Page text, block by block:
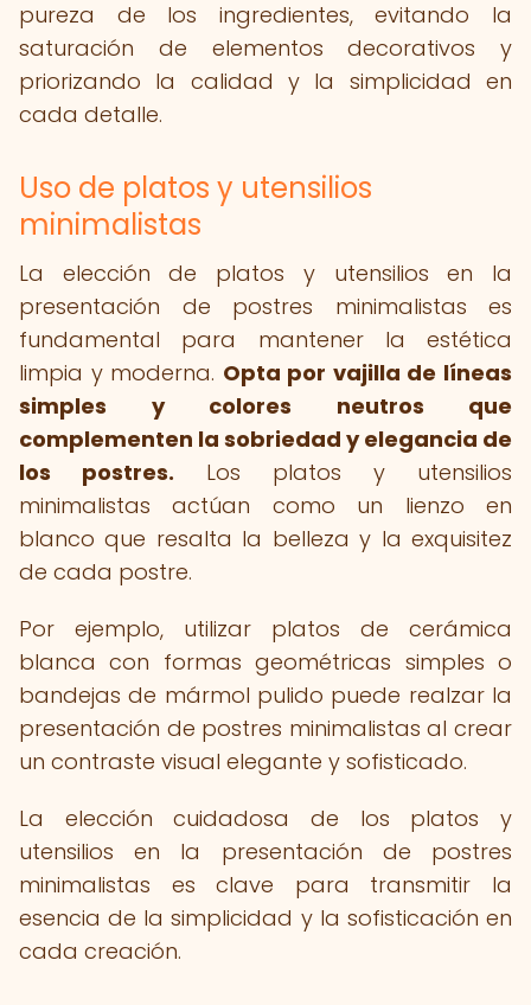
pureza de los ingredientes, evitando la
saturación de elementos decorativos y
priorizando la calidad y la simplicidad en
cada detalle.
Uso de platos y utensilios
minimalistas
La elección de platos y utensilios en la
presentación de postres minimalistas es
fundamental para mantener la estética
limpia y moderna. Opta por vajilla de líneas
simples y colores neutros que
complementen la sobriedad y elegancia de
los postres. Los platos y utensilios
minimalistas actúan como un lienzo en
blanco que resalta la belleza y la exquisitez
de cada postre.
Por ejemplo, utilizar platos de cerámica
blanca con formas geométricas simples o
bandejas de mármol pulido puede realzar la
presentación de postres minimalistas al crear
un contraste visual elegante y sofisticado.
La elección cuidadosa de los platos y
utensilios en la presentación de postres
minimalistas es clave para transmitir la
esencia de la simplicidad y la sofisticación en
cada creación.